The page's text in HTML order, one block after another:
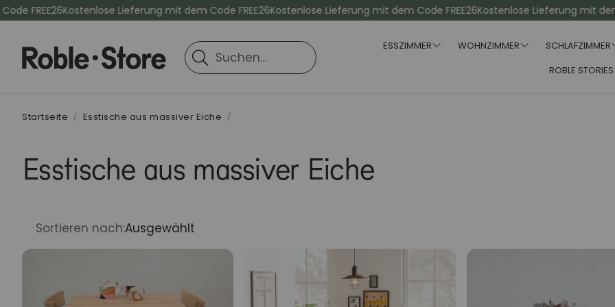
Kostenlose Lieferung mit dem Code FREE26Kostenlose Lieferung mit dem Code FREE26Kostenlose Lieferung mit dem
ESSZIMMER WOHNZIMMER SCHLAFZIMMER
ROBLE STORIES
Suche
Startseite Esstische aus massiver Eiche
Esstische aus massiver Eiche
Sortieren nach:Ausgewählt